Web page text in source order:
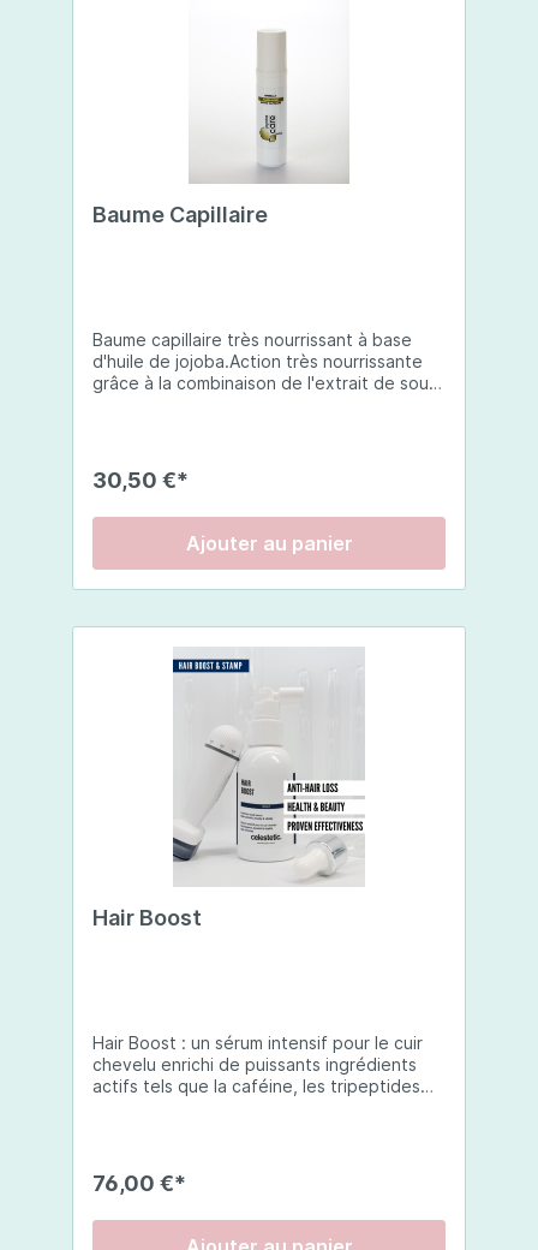
Baume Capillaire
Baume capillaire très nourrissant à base
d'huile de jojoba.Action très nourrissante
grâce à la combinaison de l'extrait de souci
et le géranium.Appliquer et masser un peu
de baume pur sur les cheveux secs et le
cuir chevelu : la quantité dépend du type
de cheveux. Dans une seconde phase, il
faudra humidifier les cheveux et le cuir
30,50 €*
Ajouter au panier
Hair Boost
Hair Boost : un sérum intensif pour le cuir
chevelu enrichi de puissants ingrédients
actifs tels que la caféine, les tripeptides
l'ex. Ce sérum stimule les follicules pileux
pour favoriser une repousse plus dense et
plus saine tout en renforçant la structure
des cheveux.Une formule innovante &
76,00 €*